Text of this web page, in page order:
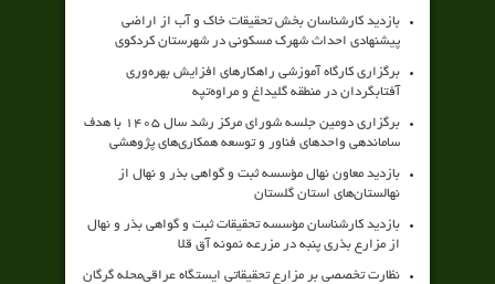
بازدید کارشناسان بخش تحقیقات خاک و آب از اراضی
پیشنهادی احداث شهرک مسکونی در شهرستان کردکوی
برگزاری کارگاه آموزشی راهکارهای افزایش بهره‌وری
آفتابگردان در منطقه گلیداغ و مراوه‌تپه
برگزاری دومین جلسه شورای مرکز رشد سال ۱۴۰۵ با هدف
ساماندهی واحدهای فناور و توسعه همکاری‌های پژوهشی
بازدید معاون نهال مؤسسه ثبت و گواهی بذر و نهال از
نهالستان‌های استان گلستان
بازدید کارشناسان مؤسسه تحقیقات ثبت و گواهی بذر و نهال
از مزارع بذری پنبه در مزرعه نمونه آق قلا
نظارت تخصصی بر مزارع تحقیقاتی ایستگاه عراقی‌محله گرگان